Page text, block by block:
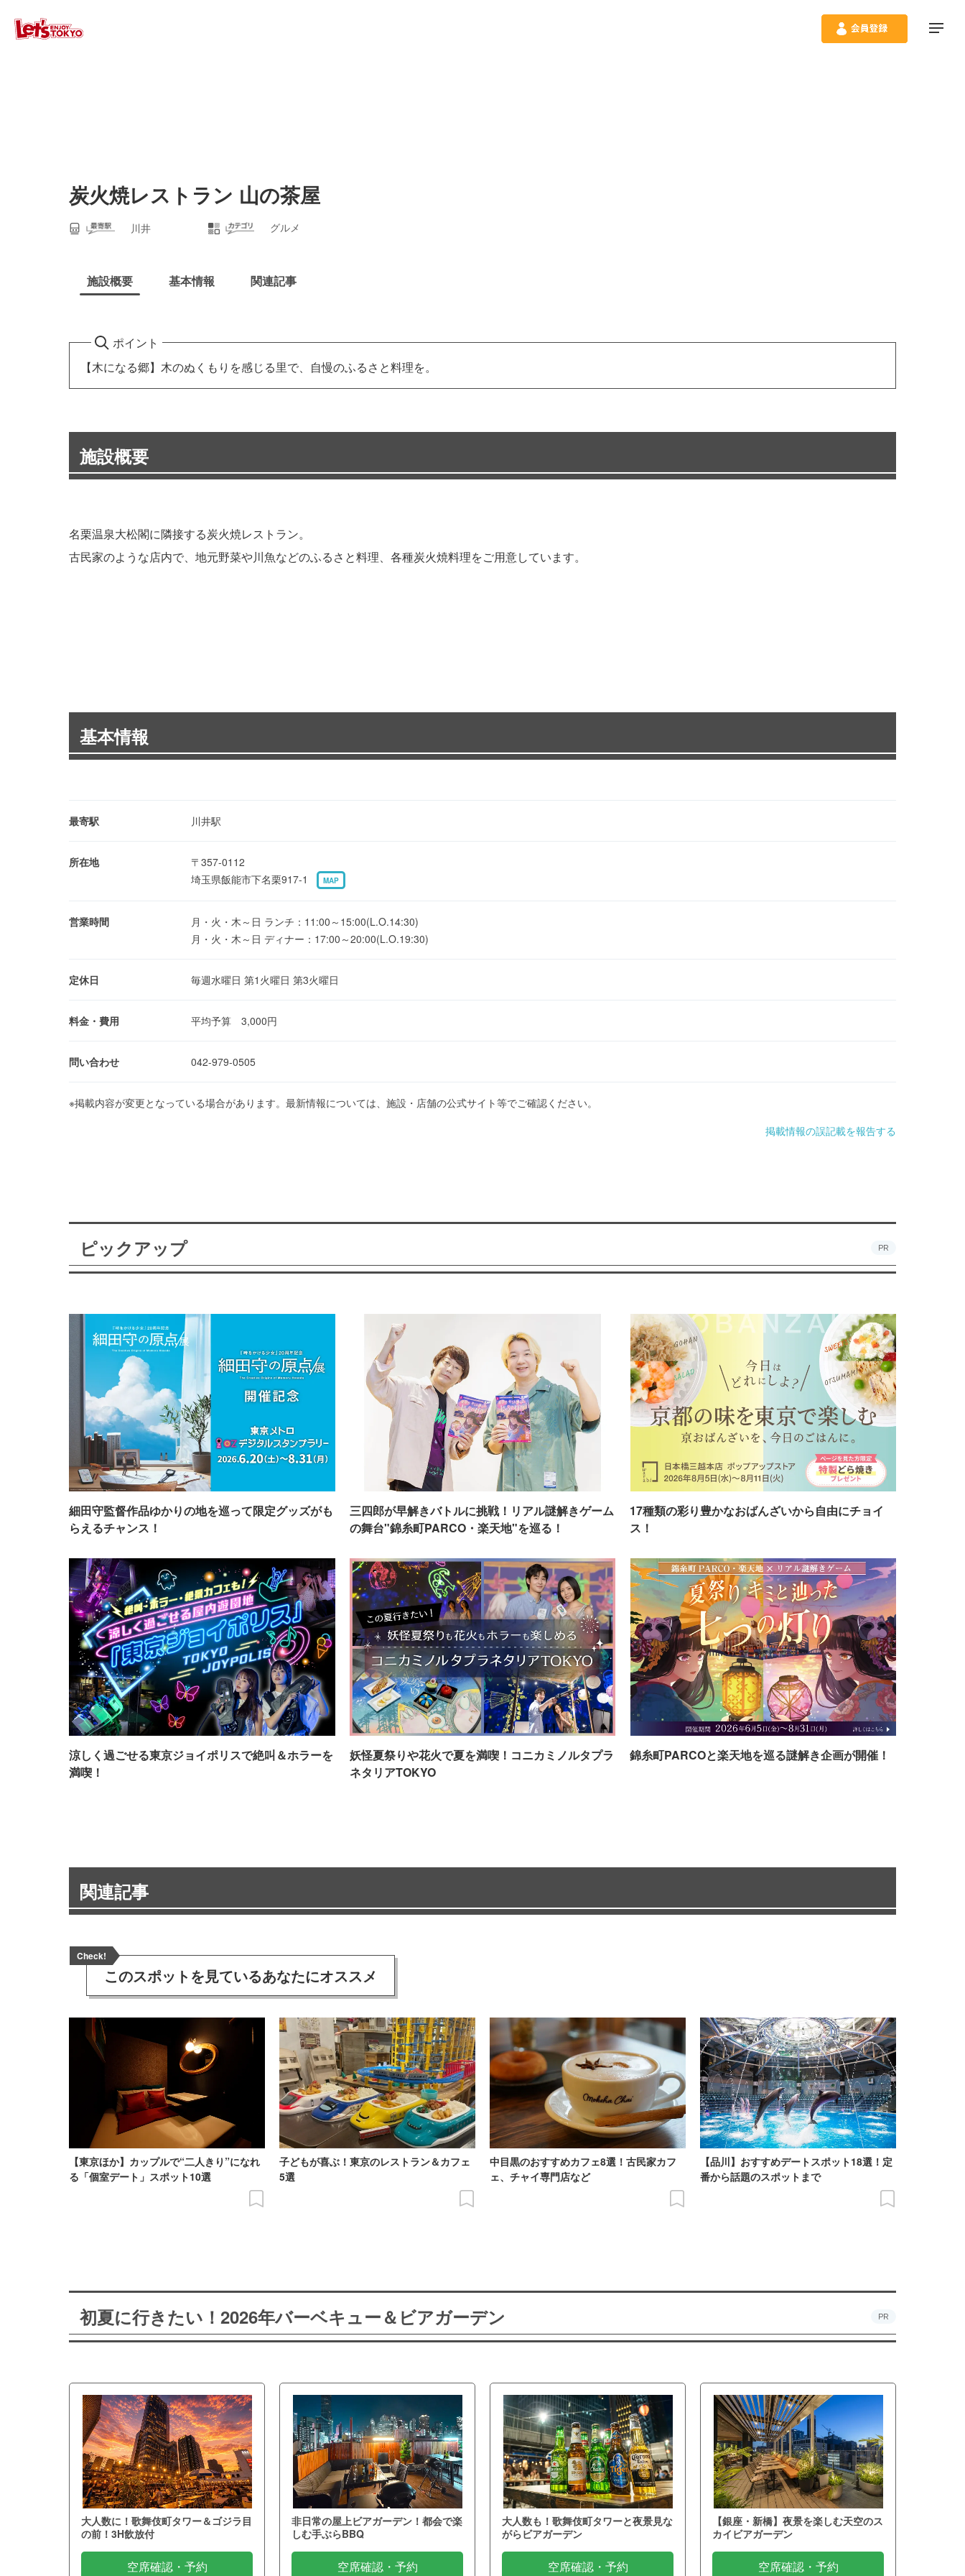
炭火焼レストラン 山の茶屋
川井 グルメ
施設概要 基本情報 関連記事
ポイント
【木になる郷】木のぬくもりを感じる里で、自慢のふるさと料理を。
施設概要
名栗温泉大松閣に隣接する炭火焼レストラン。
古民家のような店内で、地元野菜や川魚などのふるさと料理、各種炭火焼料理をご用意しています。
基本情報
最寄駅 川井駅
所在地
〒357-0112
埼玉県飯能市下名栗917-1
MAP
営業時間
月・火・木～日 ランチ：11:00～15:00(L.O.14:30)
月・火・木～日 ディナー：17:00～20:00(L.O.19:30)
定休日 毎週水曜日 第1火曜日 第3火曜日
料金・費用 平均予算 3,000円
問い合わせ 042-979-0505
※掲載内容が変更となっている場合があります。最新情報については、施設・店舗の公式サイト等でご確認ください。
掲載情報の誤記載を報告する
ピックアップ PR
細田守監督作品ゆかりの地を巡って限定グッズがも
らえるチャンス！
三四郎が早解きバトルに挑戦！リアル謎解きゲーム
の舞台"錦糸町PARCO・楽天地"を巡る！
17種類の彩り豊かなおばんざいから自由にチョイ
ス！
涼しく過ごせる東京ジョイポリスで絶叫＆ホラーを
満喫！
妖怪夏祭りや花火で夏を満喫！コニカミノルタプラ
ネタリアTOKYO
錦糸町PARCOと楽天地を巡る謎解き企画が開催！
関連記事
Check!
このスポットを見ているあなたにオススメ
【東京ほか】カップルで“二人きり”になれ
る「個室デート」スポット10選
子どもが喜ぶ！東京のレストラン＆カフェ
5選
中目黒のおすすめカフェ8選！古民家カフ
ェ、チャイ専門店など
【品川】おすすめデートスポット18選！定
番から話題のスポットまで
初夏に行きたい！2026年バーベキュー＆ビアガーデン PR
大人数に！歌舞伎町タワー＆ゴジラ目
の前！3H飲放付
空席確認・予約
非日常の屋上ビアガーデン！都会で楽
しむ手ぶらBBQ
空席確認・予約
大人数も！歌舞伎町タワーと夜景見な
がらビアガーデン
空席確認・予約
【銀座・新橋】夜景を楽しむ天空のス
カイビアガーデン
空席確認・予約